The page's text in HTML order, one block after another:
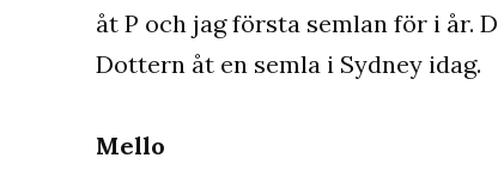
åt P och jag första semlan för i år.
Dottern åt en semla i Sydney idag.
Mello